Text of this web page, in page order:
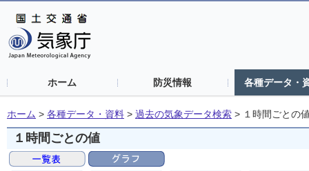
ホーム 防災情報 各種データ・
ホーム > 各種データ・資料 > 過去の気象データ検索 > １時間ごとの
１時間ごとの値